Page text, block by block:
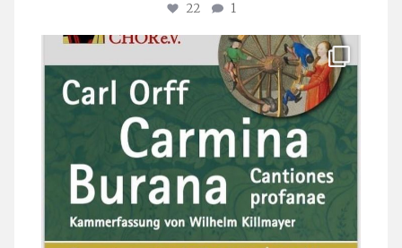
22 1
stuttgarter_oratorienchor
Juli 22